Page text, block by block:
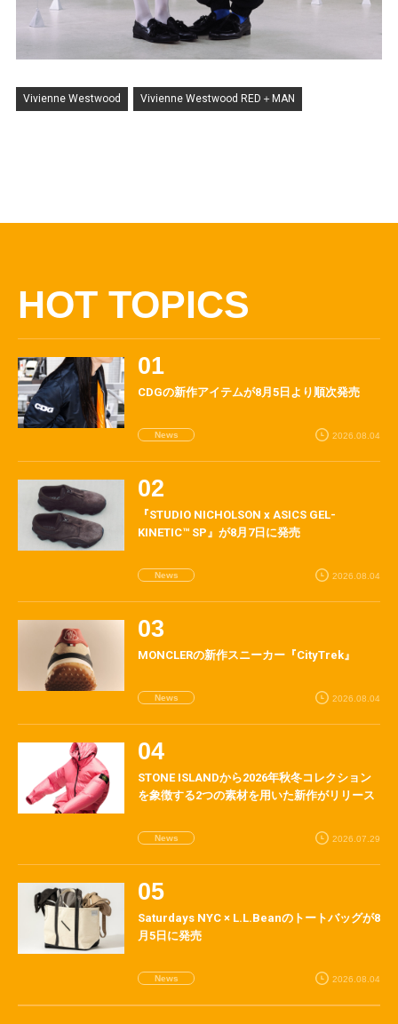
Vivienne Westwood Vivienne Westwood RED＋MAN
HOT TOPICS
CDGの新作アイテムが8月5日より順次発売
News 2026.08.04
『STUDIO NICHOLSON x ASICS GEL-
KINETIC™ SP』が8月7日に発売
News 2026.08.04
MONCLERの新作スニーカー『CityTrek』
News 2026.08.04
STONE ISLANDから2026年秋冬コレクション
を象徴する2つの素材を用いた新作がリリース
News 2026.07.29
Saturdays NYC × L.L.Beanのトートバッグが8
月5日に発売
News 2026.08.04